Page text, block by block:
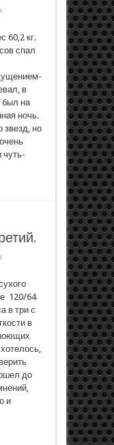
60,2 кг.
спал
в
был на
ночь.
звезд, но
чуть-
120/64
в три с
в
до
и